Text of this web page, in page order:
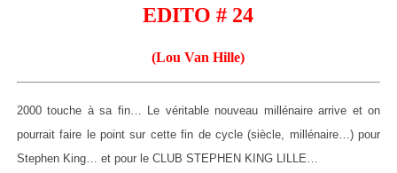
EDITO # 24
(Lou Van Hille)
2000 touche à sa fin… Le véritable nouveau millénaire arrive et on
pourrait faire le point sur cette fin de cycle (siècle, millénaire…) pour
Stephen King… et pour le CLUB STEPHEN KING LILLE…